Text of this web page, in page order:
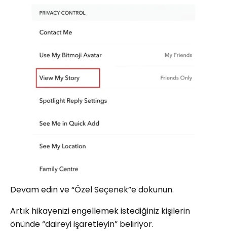
Devam edin ve “Özel Seçenek”e dokunun.
Artık hikayenizi engellemek istediğiniz kişilerin
önünde “daireyi işaretleyin” beliriyor.